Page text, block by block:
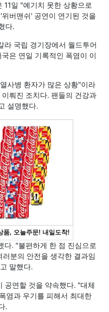
11일 "예기치 못한 상황으로
버맨쉬' 공연이 연기된 것을
다.
라 국립 경기장에서 월드투어
은 연일 기록적인 폭염이 이
사병 환자가 많은 상황"이라
뤄진 조치다. 팬들의 건강과
설명했다.
다. "불편하게 한 점 진심으로
분의 안전을 생각한 결과임
말했다.
공연할 것을 약속했다. "대체
염과 우기를 피해서 최대한
.